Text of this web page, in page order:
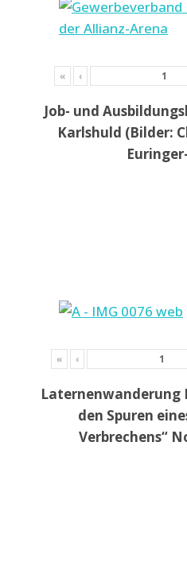
« ‹
Job- und
Karlshuld (Bilder:
« ‹
den Spuren
Verbrechens“